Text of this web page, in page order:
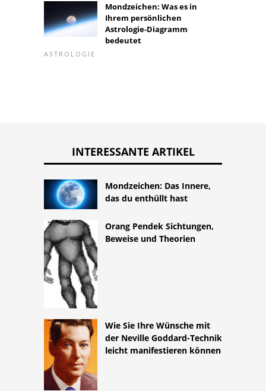
Mondzeichen: Was es in
Ihrem persönlichen
Astrologie-Diagramm
bedeutet
ASTROLOGIE
INTERESSANTE ARTIKEL
Mondzeichen: Das Innere,
das du enthüllt hast
Orang Pendek Sichtungen,
Beweise und Theorien
Wie Sie Ihre Wünsche mit
der Neville Goddard-Technik
leicht manifestieren können